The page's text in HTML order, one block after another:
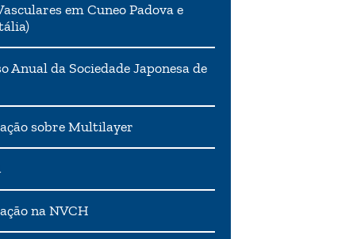
em Cuneo Padova e
Anual da Sociedade Japonesa de
sobre Multilayer
na NVCH